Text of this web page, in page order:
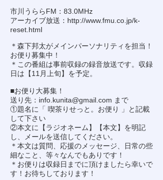
市川うららFM：83.0MHz
アーカイブ放送： http://www.fmu.co.jp/k-
reset.html
＊森下邦太がメインパーソナリティを担当！
お便り募集中！
＊この番組は事前収録の録音放送です。収録
日は【11月上旬】を予定。
■お便り大募集！
送り先： info.kunita@gmail.com まで
①題名に「 喫茶りせっと。お便り 」と記載
して下さい
②本文に【ラジオネーム】【本文】を明記
し、メールを送信してください。
＊本文は質問、応援のメッセージ、日常の些
細なこと、等々なんでもありです！
＊お便りは収録日までに頂けましたら幸いで
す！お待ちしております！